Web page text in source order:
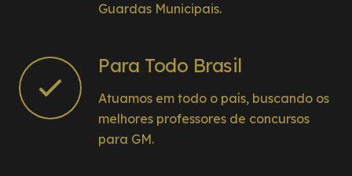
Guardas Municipais.
Para Todo Brasil
Atuamos em todo o país, buscando os
melhores professores de concursos
para GM.